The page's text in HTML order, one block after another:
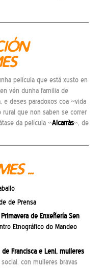
película que está xusto en
vén dunha familia de
e deses paradoxos coa «vida
que non saben se correr
da película «Alcarràs«, de
…
de Prensa
de Enxeñería Sen
Etnográfico do Mandeo
Francisca e Leni, mulleres
con mulleres bravas